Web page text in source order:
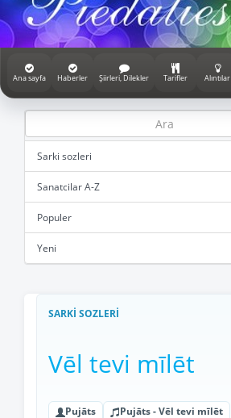
Ana sayfa Haberler Şiirleri, Dilekler Tarifler Alıntılar
Sarki sozleri
Sanatcilar A-Z
Populer
Yeni
SARKI SOZLERI
Vēl tevi mīlēt
Pujāts Pujāts - Vēl tevi mīlēt